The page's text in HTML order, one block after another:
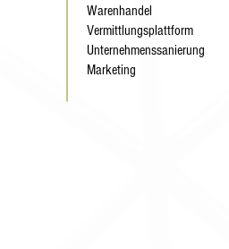
Warenhandel
Vermittlungsplattform
Unternehmenssanierung
Marketing